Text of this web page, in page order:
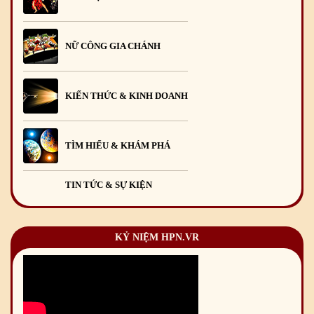
NỮ CÔNG GIA CHÁNH
KIẾN THỨC & KINH DOANH
TÌM HIỂU & KHÁM PHÁ
TIN TỨC & SỰ KIỆN
KỶ NIỆM HPN.VR